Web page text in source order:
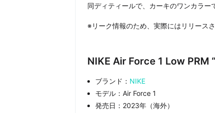
同ディティールで、カーキのワンカラー
※リーク情報のため、実際にはリリース
NIKE Air Force 1 Low PRM
ブランド： NIKE
モデル：Air Force 1
発売日：2023年（海外）